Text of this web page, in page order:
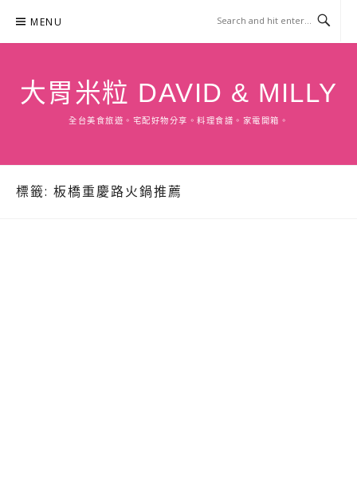
content
MENU
大胃米粒 DAVID & MILLY
全台美食旅遊。宅配好物分享。料理食譜。家電開箱。
標籤: 板橋重慶路火鍋推薦